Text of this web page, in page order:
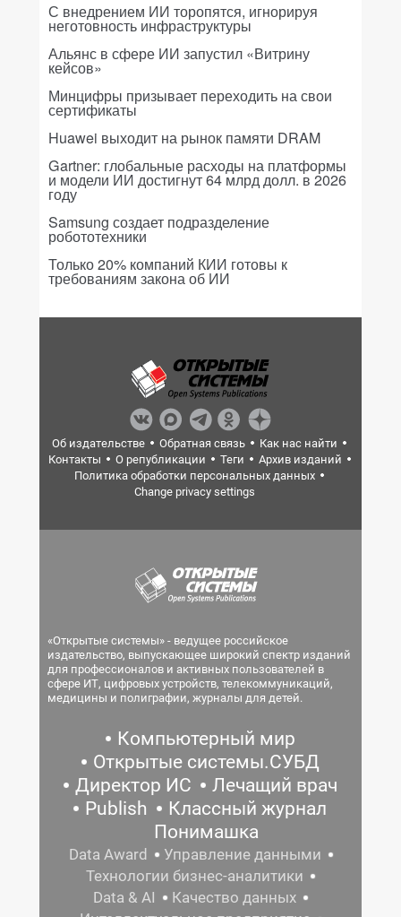
С внедрением ИИ торопятся, игнорируя
неготовность инфраструктуры
Альянс в сфере ИИ запустил «Витрину
кейсов»
Минцифры призывает переходить на свои
сертификаты
Huawei выходит на рынок памяти DRAM
Gartner: глобальные расходы на платформы
и модели ИИ достигнут 64 млрд долл. в 2026
году
Samsung создает подразделение
робототехники
Только 20% компаний КИИ готовы к
требованиям закона об ИИ
Об издательстве Обратная связь
Как нас найти
Контакты
О републикации Теги
Архив изданий
Политика обработки персональных данных
Change privacy settings
«Открытые системы» - ведущее российское
издательство, выпускающее широкий спектр изданий
для профессионалов и активных пользователей в
сфере ИТ, цифровых устройств, телекоммуникаций,
медицины и полиграфии, журналы для детей.
Компьютерный мир
Открытые системы.СУБД
Директор ИС
Лечащий врач
Publish
Классный журнал
Понимашка
Data Award
Управление данными
Технологии бизнес-аналитики
Data & AI
Качество данных